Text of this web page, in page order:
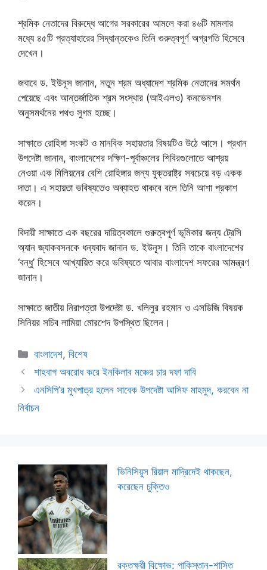
শ্রমিক নেতাদের বিরুদ্ধে আগের সরকারের আমলে করা ৪৬টি মামলার
মধ্যে ৪৫টি প্রত্যাহারের সিদ্ধান্তকেও তিনি গুরুত্বপূর্ণ অগ্রগতি হিসেবে
দেখেন।
জবাবে ড. ইউনূস জানান, নতুন শ্রম অধ্যাদেশ শ্রমিক নেতাদের সমর্থন
পেয়েছে এবং আন্তর্জাতিক শ্রম সংস্থার (আইএলও) কনভেনশন
অনুসমর্থনের পথও সুগম হচ্ছে।
সাক্ষাতে রোহিঙ্গা সংকট ও মানবিক সহায়তার বিষয়টিও উঠে আসে। প্রধান
উপদেষ্টা জানান, বাংলাদেশের দক্ষিণ-পূর্বাঞ্চলের শিবিরগুলোতে আশ্রয়
নেওয়া এক মিলিয়নের বেশি রোহিঙ্গার জন্য যুক্তরাষ্ট্র সবচেয়ে বড় একক
দাতা। এ সহায়তা ভবিষ্যতেও অব্যাহত থাকবে বলে তিনি আশা প্রকাশ
করেন।
বিদায়ী সাক্ষাতে এক বছরের দায়িত্বকালে গুরুত্বপূর্ণ ভূমিকার জন্য ট্রেসি
অ্যান জ্যাকবসনকে ধন্যবাদ জানান ড. ইউনূস। তিনি তাকে বাংলাদেশের
‘বন্ধু’ হিসেবে আখ্যায়িত করে ভবিষ্যতে আবার বাংলাদেশ সফরের আমন্ত্রণ
জানান।
সাক্ষাতে জাতীয় নিরাপত্তা উপদেষ্টা ড. খলিলুর রহমান ও এসডিজি বিষয়ক
সিনিয়র সচিব লামিয়া মোরশেদ উপস্থিত ছিলেন।
Categories
বাংলাদেশ,বিশেষ
শাহবাগ অবরোধ করে ইনকিলাব মঞ্চের চার দফা দাবি
এনসিপি’র মুখপাত্র হলেন সাবেক উপদেষ্টা আসিফ মাহমুদ, করবেন না
নির্বাচন
ভিনিসিয়ুস রিয়াল মাদ্রিদেই থাকছেন,
করেছেন চুক্তিও
রক্তক্ষয়ী বিক্ষোভ: পাকিস্তান-শাসিত